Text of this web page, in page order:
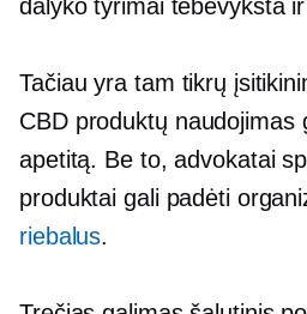
dalyko tyrimai tebevyksta
Tačiau yra tam tikrų
CBD produktų naudojimas
apetitą. Be to, advokatai
produktai gali padėti
riebalus.